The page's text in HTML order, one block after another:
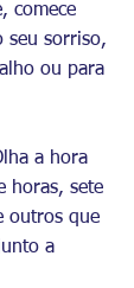
comece
seu sorriso,
ou para
a a hora
horas, sete
outros que
a